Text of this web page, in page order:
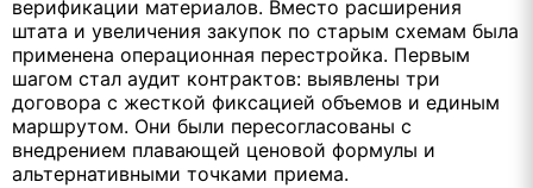
верификации материалов. Вместо расширения
штата и увеличения закупок по старым схемам была
применена операционная перестройка. Первым
шагом стал аудит контрактов: выявлены три
договора с жесткой фиксацией объемов и единым
маршрутом. Они были пересогласованы с
внедрением плавающей ценовой формулы и
альтернативными точками приема.